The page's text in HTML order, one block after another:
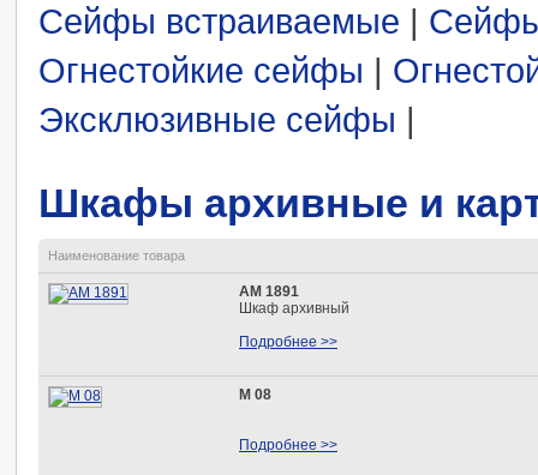
Сейфы встраиваемые |
Огнестойкие сейфы |
Эксклюзивные сейфы |
Шкафы архивные и
Наименование товара
АМ 1891
Шкаф архивный
Подробнее >>
М 08
Подробнее >>